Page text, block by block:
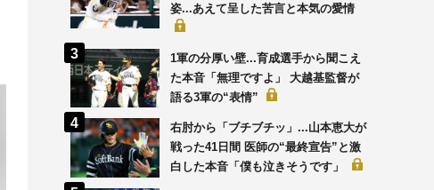
姿...あえて呈した苦言と本気の愛情
1軍の分厚い壁...育成選手から聞こえ
た本音「無理ですよ」 大越基監督が
語る3軍の“表情”
右肘から「ブチブチッ」...山本恵大が
戦った41日間 医師の“最終宣告”と激
白した本音「僕も泣きそうです」